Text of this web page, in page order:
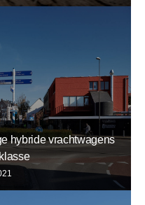
hybride vrachtwagens